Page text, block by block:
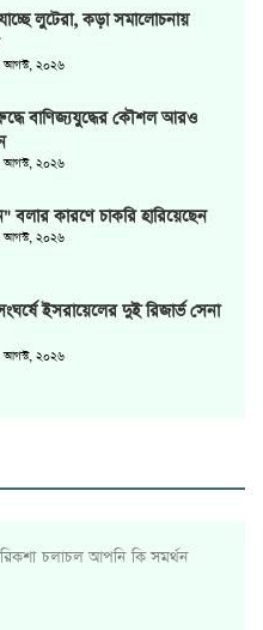
লুটেরা, কড়া সমালোচনায়
আগস্ট, ২০২৬
বাণিজ্যযুদ্ধের কৌশল আরও
আগস্ট, ২০২৬
বলার কারণে চাকরি হারিয়েছেন
আগস্ট, ২০২৬
ইসরায়েলের দুই রিজার্ভ সেনা
আগস্ট, ২০২৬
রিকশা চলাচল আপনি কি সমর্থন